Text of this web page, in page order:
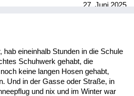
27. Juni 2025
hab eineinhalb Stunden in die Schule
Schuhwerk gehabt, die
keine langen Hosen gehabt,
Und in der Gasse oder Straße, in
und nix und im Winter war